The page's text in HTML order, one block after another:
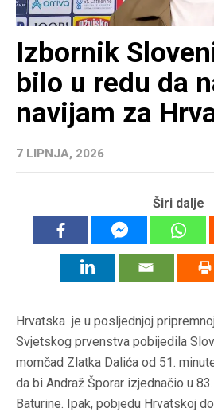
Izbornik
bilo u redu da
navijam za
7 LIPNJA, 2026
Širi dalje
Hrvatska je u posljednjoj
Svjetskog prvenstva pobijedila
momčad Zlatka Dalića od 51.
da bi Andraž Šporar izjednačio u
Baturine. Ipak, pobjedu Hrvatskoj